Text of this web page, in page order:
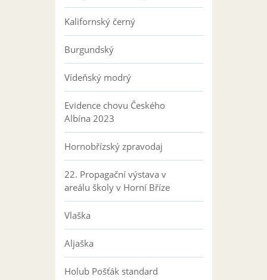
Kalifornský černý
Burgundský
Vídeňský modrý
Evidence chovu Českého
Albína 2023
Hornobřízský zpravodaj
22. Propagační výstava v
areálu školy v Horní Bříze
Vlaška
Aljaška
Holub Pošťák standard